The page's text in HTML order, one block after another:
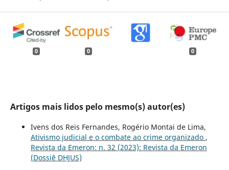
0 0 0
Artigos mais lidos pelo mesmo(s) autor(es)
Ivens dos Reis Fernandes, Rogério Montai de Lima,
Ativismo judicial e o combate ao crime organizado ,
Revista da Emeron: n. 32 (2023): Revista da Emeron
(Dossiê DHJUS)